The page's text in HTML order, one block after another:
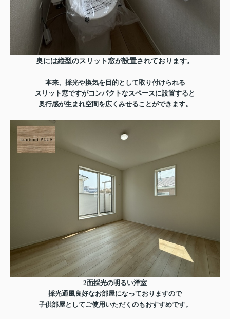
奥には縦型のスリット窓が設置されております。
本来、採光や換気を目的として取り付けられる
スリット窓ですがコンパクトなスペースに設置すると
奥行感が生まれ空間を広くみせることができます。
2面採光の明るい洋室
採光通風良好なお部屋になっておりますので
子供部屋としてご使用いただくのもおすすめです。